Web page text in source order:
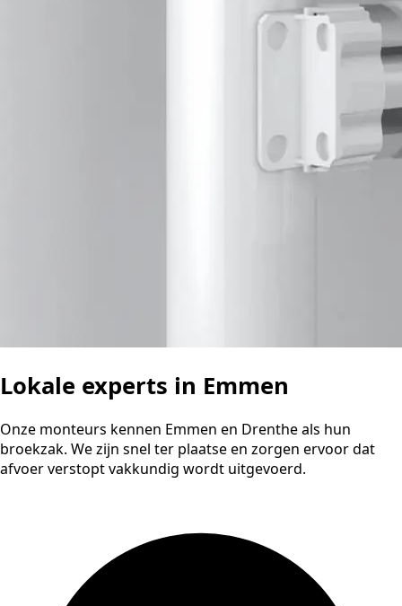
Lokale experts in Emmen
Onze monteurs kennen Emmen en Drenthe als hun
broekzak. We zijn snel ter plaatse en zorgen ervoor dat
afvoer verstopt vakkundig wordt uitgevoerd.